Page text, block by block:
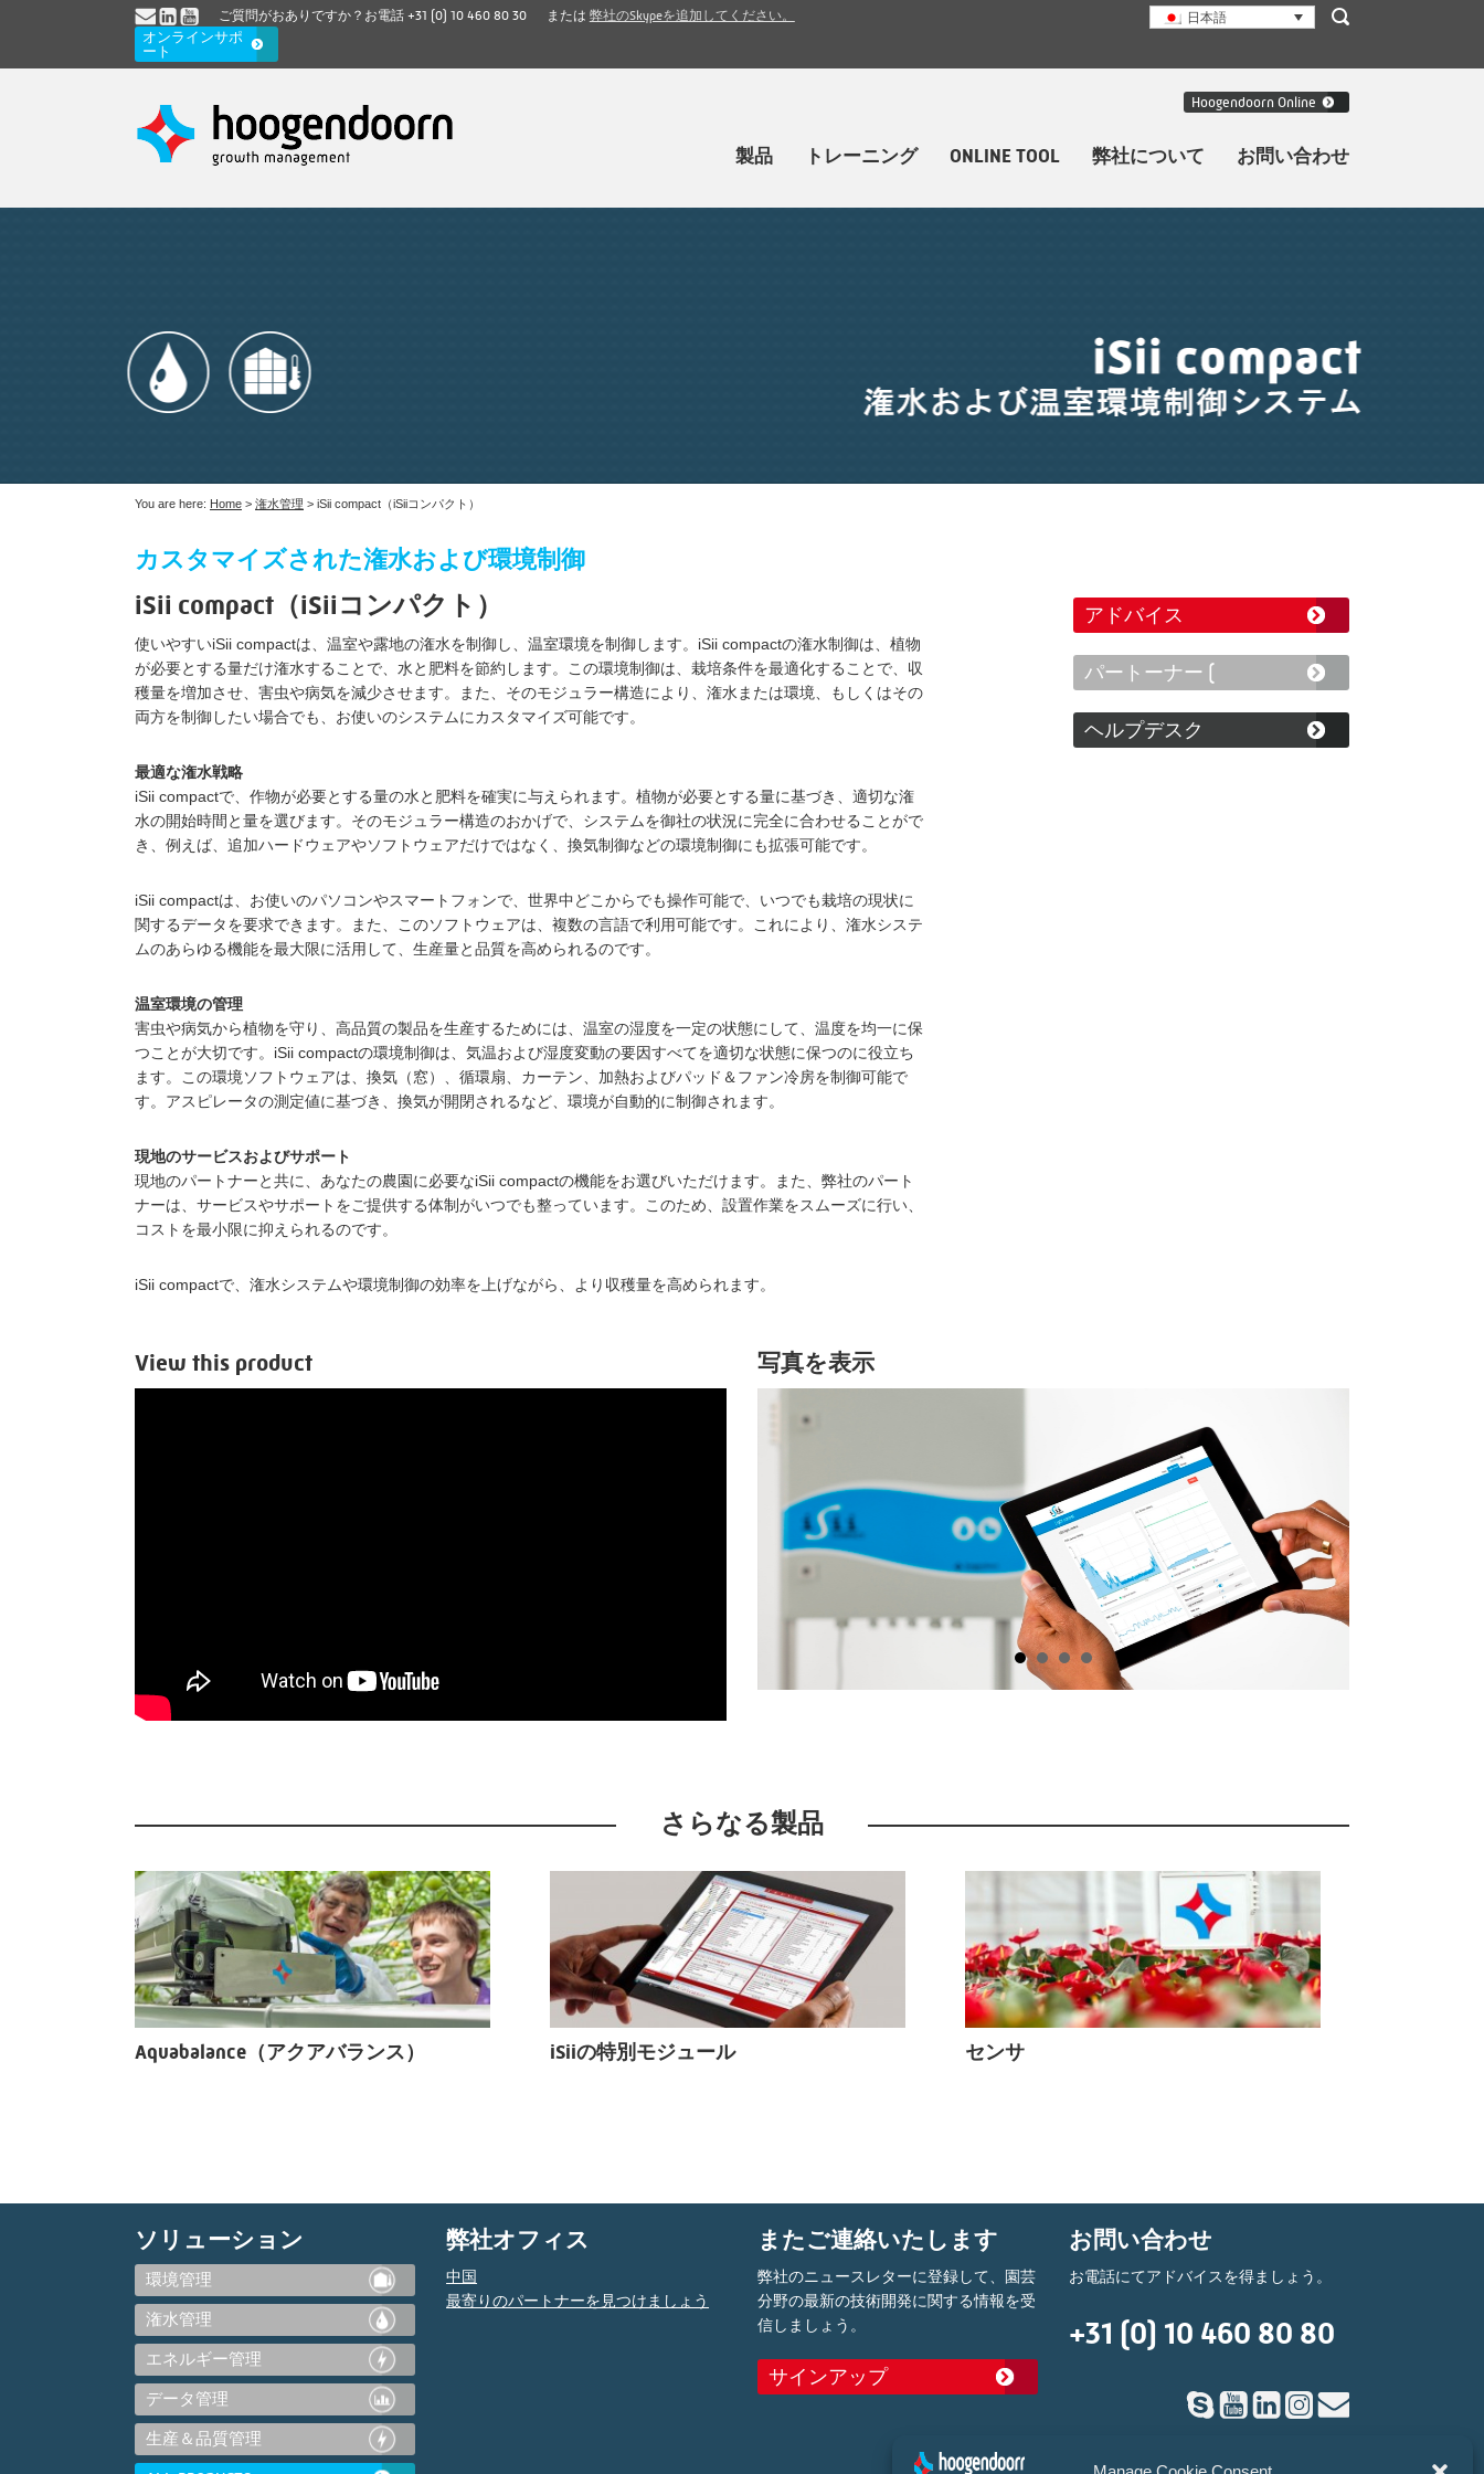
ご質問がおありですか？お電話 +31 (0) 10 460 80 30 または 弊社のSkypeを追加してください。
オンラインサポ
ート
日本語
Hoogendoorn Online
製品 トレーニング ONLINE TOOL 弊社について お問い合わせ
You are here: Home > 潅水管理 > iSii compact（iSiiコンパクト）
カスタマイズされた潅水および環境制御
iSii compact（iSiiコンパクト）
使いやすいiSii compactは、温室や露地の潅水を制御し、温室環境を制御します。iSii compactの潅水制御は、植物
が必要とする量だけ潅水することで、水と肥料を節約します。この環境制御は、栽培条件を最適化することで、収
穫量を増加させ、害虫や病気を減少させます。また、そのモジュラー構造により、潅水または環境、もしくはその
両方を制御したい場合でも、お使いのシステムにカスタマイズ可能です。
最適な潅水戦略
iSii compactで、作物が必要とする量の水と肥料を確実に与えられます。植物が必要とする量に基づき、適切な潅
水の開始時間と量を選びます。そのモジュラー構造のおかげで、システムを御社の状況に完全に合わせることがで
き、例えば、追加ハードウェアやソフトウェアだけではなく、換気制御などの環境制御にも拡張可能です。
iSii compactは、お使いのパソコンやスマートフォンで、世界中どこからでも操作可能で、いつでも栽培の現状に
関するデータを要求できます。また、このソフトウェアは、複数の言語で利用可能です。これにより、潅水システ
ムのあらゆる機能を最大限に活用して、生産量と品質を高められるのです。
温室環境の管理
害虫や病気から植物を守り、高品質の製品を生産するためには、温室の湿度を一定の状態にして、温度を均一に保
つことが大切です。iSii compactの環境制御は、気温および湿度変動の要因すべてを適切な状態に保つのに役立ち
ます。この環境ソフトウェアは、換気（窓）、循環扇、カーテン、加熱およびパッド＆ファン冷房を制御可能で
す。アスピレータの測定値に基づき、換気が開閉されるなど、環境が自動的に制御されます。
現地のサービスおよびサポート
現地のパートナーと共に、あなたの農園に必要なiSii compactの機能をお選びいただけます。また、弊社のパート
ナーは、サービスやサポートをご提供する体制がいつでも整っています。このため、設置作業をスムーズに行い、
コストを最小限に抑えられるのです。
iSii compactで、潅水システムや環境制御の効率を上げながら、より収穫量を高められます。
アドバイス
パートーナー (
ヘルプデスク
View this product 写真を表示
さらなる製品
Aquabalance（アクアバランス） iSiiの特別モジュール センサ
ソリューション
環境管理
潅水管理
エネルギー管理
データ管理
生産＆品質管理
弊社オフィス
中国
最寄りのパートナーを見つけましょう
またご連絡いたします
弊社のニュースレターに登録して、園芸
分野の最新の技術開発に関する情報を受
信しましょう。
サインアップ
お問い合わせ
お電話にてアドバイスを得ましょう。
+31 (0) 10 460 80 80